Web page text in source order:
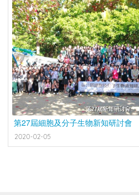
第27屆細胞及分子生物新知研討會
2020-02-05